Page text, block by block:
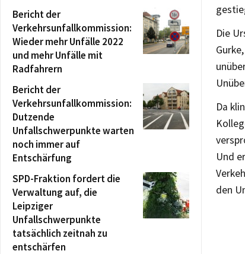
Die
Da
Und
den
Bericht der
Verkehrsunfallkommission:
Wieder mehr Unfälle 2022
und mehr Unfälle mit
Radfahrern
Bericht der
Verkehrsunfallkommission:
Dutzende
Unfallschwerpunkte warten
noch immer auf
Entschärfung
SPD-Fraktion fordert die
Verwaltung auf, die
Leipziger
Unfallschwerpunkte
tatsächlich zeitnah zu
entschärfen